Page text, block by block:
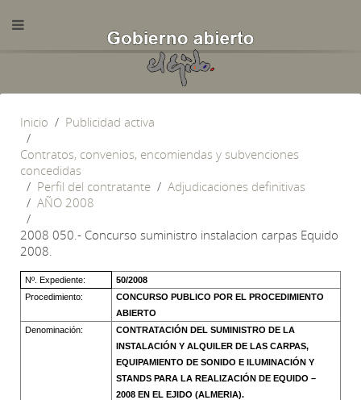
Inicio
Publicidad activa
Contratos, convenios, encomiendas y subvenciones
concedidas
Perfil del contratante
Adjudicaciones definitivas
AÑO 2008
2008 050.- Concurso suministro instalacion carpas Equido
2008.
Nº. Expediente:
50/2008
Procedimiento:
CONCURSO PUBLICO POR EL PROCEDIMIENTO
ABIERTO
Denominación:
CONTRATACIÓN DEL SUMINISTRO DE LA
INSTALACIÓN Y ALQUILER DE LAS CARPAS,
EQUIPAMIENTO DE SONIDO E ILUMINACIÓN Y
STANDS PARA LA REALIZACIÓN DE EQUIDO –
2008 EN EL EJIDO (ALMERIA).